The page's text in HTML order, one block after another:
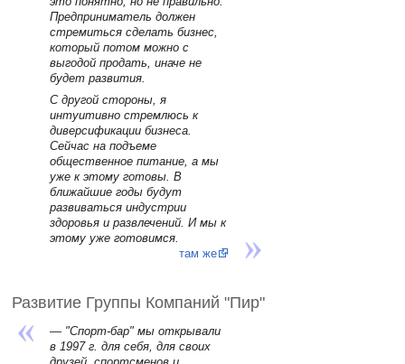
Предприниматель должен
стремиться сделать бизнес,
который потом можно с
выгодой продать, иначе не
будет развития.
С другой стороны, я
интуитивно стремлюсь к
диверсификации бизнеса.
Сейчас на подъеме
общественное питание, а мы
уже к этому готовы. В
ближайшие годы будут
развиваться индустрии
здоровья и развлечений. И мы к
этому уже готовимся.
там же
Развитие Группы Компаний "Пир"
— "Спорт-бар" мы открывали
в 1997 г. для себя, для своих